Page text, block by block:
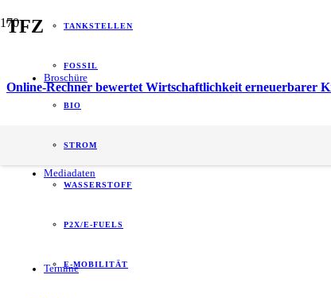
Broschüre
Mediadaten
Termine
TANKSTELLEN
FOSSIL
BIO
STROM
WASSERSTOFF
P2X/E-FUELS
E-MOBILITÄT
TFZ
Online-Rechner bewertet Wirtschaftlichkeit erneuerbarer